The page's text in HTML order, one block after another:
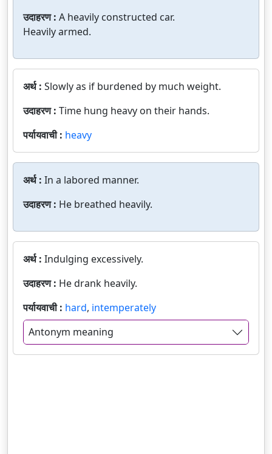
उदाहरण : A heavily constructed car.
Heavily armed.
अर्थ : Slowly as if burdened by much weight.
उदाहरण : Time hung heavy on their hands.
पर्यायवाची : heavy
अर्थ : In a labored manner.
उदाहरण : He breathed heavily.
अर्थ : Indulging excessively.
उदाहरण : He drank heavily.
पर्यायवाची : hard, intemperately
Antonym meaning